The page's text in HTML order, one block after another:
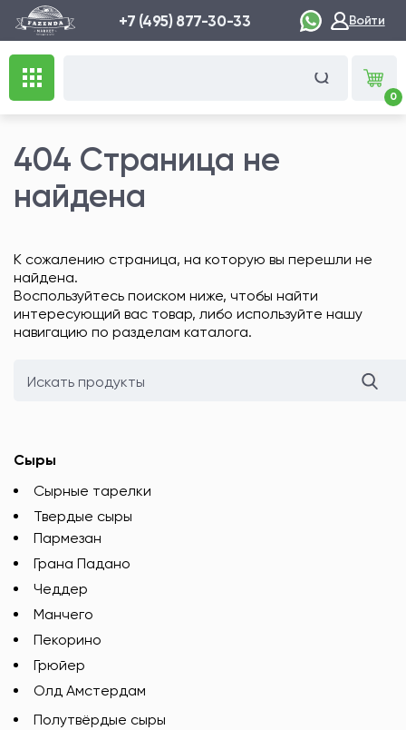
+7 (495) 877-30-33 Войти
0
404 Страница не
найдена
К сожалению страница, на которую вы перешли не
найдена.
Воспользуйтесь поиском ниже, чтобы найти
интересующий вас товар, либо используйте нашу
навигацию по разделам каталога.
Сыры
Сырные тарелки
Твердые сыры
Пармезан
Грана Падано
Чеддер
Манчего
Пекорино
Грюйер
Олд Амстердам
Полутвёрдые сыры